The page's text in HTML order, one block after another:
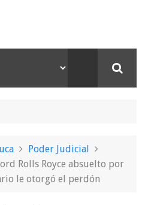
Poder Judicial
Rolls Royce absuelto por
le otorgó el perdón